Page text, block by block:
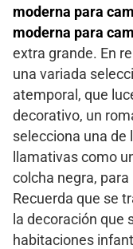
moderna para
moderna para
extra grande. En
una variada
atemporal, que
decorativo, un
selecciona una de
llamativas como
colcha negra,
Recuerda que se
la decoración que
habitaciones